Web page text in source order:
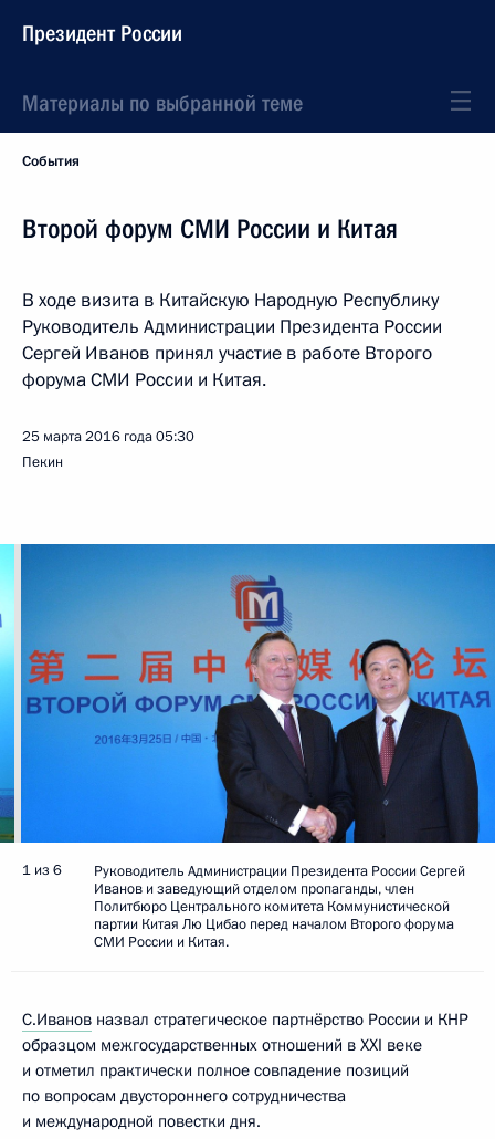
Президент России
Материалы по выбранной теме
События
Второй форум СМИ России и Китая
В ходе визита в Китайскую Народную Республику
Руководитель Администрации Президента России
Сергей Иванов принял участие в работе Второго
форума СМИ России и Китая.
25 марта 2016 года05:30
Пекин
1 из 6
Руководитель Администрации Президента России Сергей
Иванов и заведующий отделом пропаганды, член
Политбюро Центрального комитета Коммунистической
партии Китая Лю Цибао перед началом Второго форума
СМИ России и Китая.
С.Иванов назвал стратегическое партнёрство России и КНР
образцом межгосударственных отношений в XXI веке
и отметил практически полное совпадение позиций
по вопросам двустороннего сотрудничества
и международной повестки дня.